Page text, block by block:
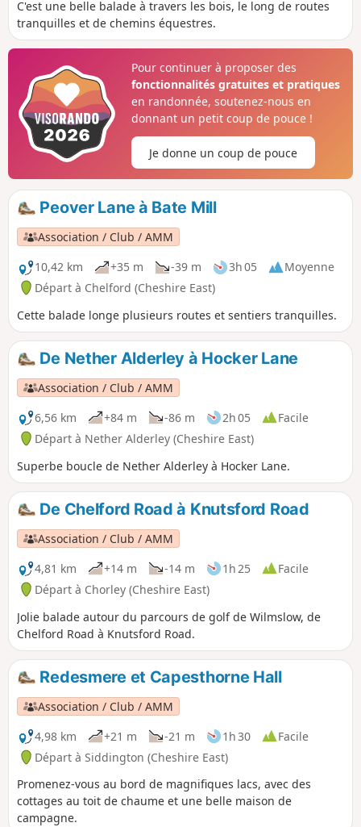
C'est une belle balade à travers les bois, le long de routes
tranquilles et de chemins équestres.
Pour continuer à proposer des
fonctionnalités gratuites et pratiques
en randonnée, soutenez-nous en
donnant un petit coup de pouce !
Je donne un coup de pouce
Peover Lane à Bate Mill
Association / Club / AMM
10,42 km
+35 m -39 m 3h 05
Moyenne
Départ à Chelford (Cheshire East)
Cette balade longe plusieurs routes et sentiers tranquilles.
De Nether Alderley à Hocker Lane
Association / Club / AMM
6,56 km
+84 m -86 m 2h 05
Facile
Départ à Nether Alderley (Cheshire East)
Superbe boucle de Nether Alderley à Hocker Lane.
De Chelford Road à Knutsford Road
Association / Club / AMM
4,81 km
+14 m -14 m 1h 25
Facile
Départ à Chorley (Cheshire East)
Jolie balade autour du parcours de golf de Wilmslow, de
Chelford Road à Knutsford Road.
Redesmere et Capesthorne Hall
Association / Club / AMM
4,98 km
+21 m -21 m 1h 30
Facile
Départ à Siddington (Cheshire East)
Promenez-vous au bord de magnifiques lacs, avec des
cottages au toit de chaume et une belle maison de
campagne.